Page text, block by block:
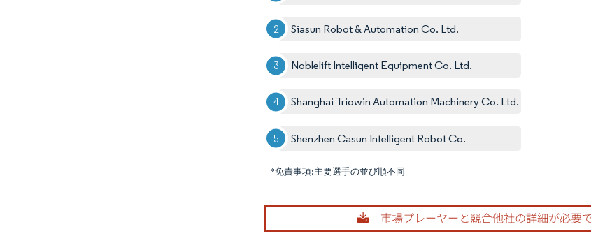
Siasun Robot & Automation Co. Ltd.
Noblelift Intelligent Equipment Co. Ltd.
Shanghai Triowin Automation Machinery Co. Ltd.
Shenzhen Casun Intelligent Robot Co.
*免責事項:主要選手の並び順不同